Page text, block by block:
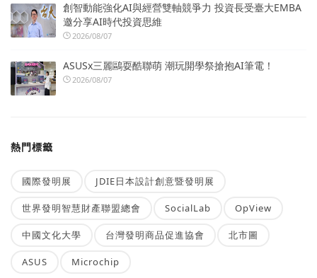
創智動能強化AI與經營雙軸競爭力 投資長受臺大EMBA
邀分享AI時代投資思維
2026/08/07
ASUSx三麗鷗耍酷聯萌 潮玩開學祭搶抱AI筆電！
2026/08/07
熱門標籤
國際發明展 JDIE日本設計創意暨發明展
世界發明智慧財產聯盟總會 SocialLab OpView
中國文化大學 台灣發明商品促進協會 北市圖
ASUS Microchip